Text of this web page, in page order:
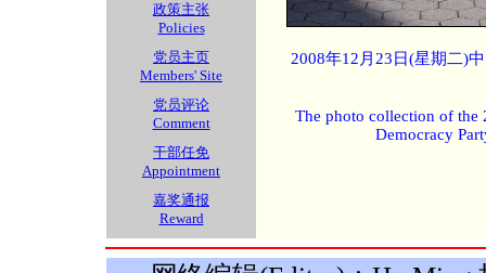
政策主张
Policies
党员主页
Members' Site
党员评论
Comment
干部任免
Appointment
嘉奖通报
Reward
2008年12月23日(星期二)
The photo collection of the
Democracy